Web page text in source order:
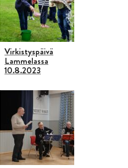
Virkistyspäivä
Lammelassa
10.8.2023